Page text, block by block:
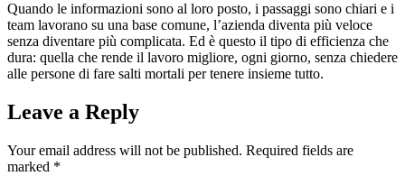
Quando le informazioni sono al loro posto, i passaggi sono chiari e i
team lavorano su una base comune, l’azienda diventa più veloce
senza diventare più complicata. Ed è questo il tipo di efficienza che
dura: quella che rende il lavoro migliore, ogni giorno, senza chiedere
alle persone di fare salti mortali per tenere insieme tutto.
Leave a Reply
Your email address will not be published. Required fields are
marked *